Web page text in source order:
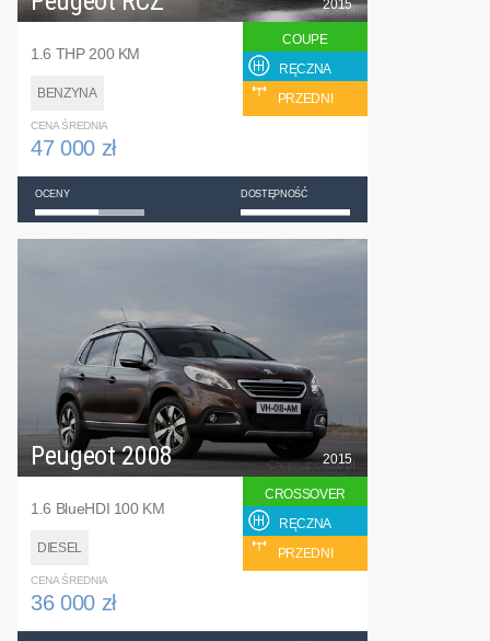
1.6 THP 200 KM
BENZYNA
2015
COUPE
RĘCZNA
PRZEDNI
CENA ŚREDNIA
47 000 zł
OCENY DOSTĘPNOŚĆ
Peugeot 2008
1.6 BlueHDI 100 KM
DIESEL
2015
CROSSOVER
RĘCZNA
PRZEDNI
CENA ŚREDNIA
36 000 zł